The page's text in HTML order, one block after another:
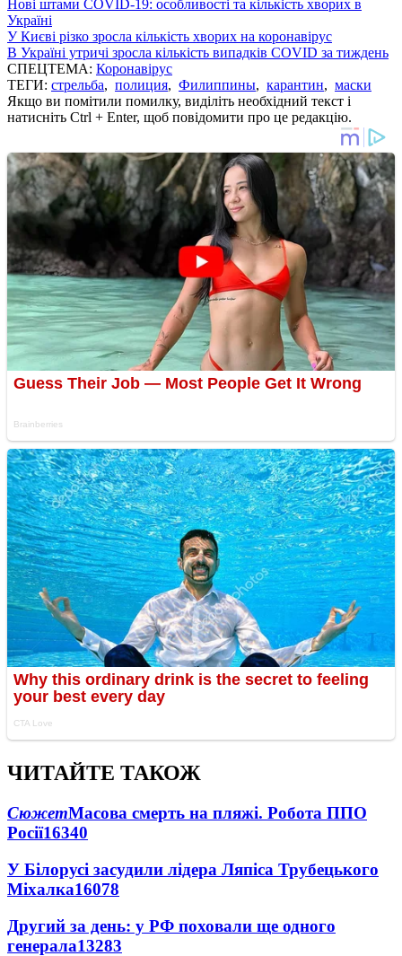
Нові штами COVID-19: особливості та кількість хворих в
Україні
У Києві різко зросла кількість хворих на коронавірус
В Україні утричі зросла кількість випадків COVID за тиждень
СПЕЦТЕМА: Коронавірус
ТЕГИ: стрельба, полиция, Филиппины, карантин, маски
Якщо ви помітили помилку, виділіть необхідний текст і
натисніть Ctrl + Enter, щоб повідомити про це редакцію.
ЧИТАЙТЕ ТАКОЖ
СюжетМасова смерть на пляжі. Робота ППО
Росії16340
У Білорусі засудили лідера Ляпіса Трубецького
Міхалка16078
Другий за день: у РФ поховали ще одного
генерала13283